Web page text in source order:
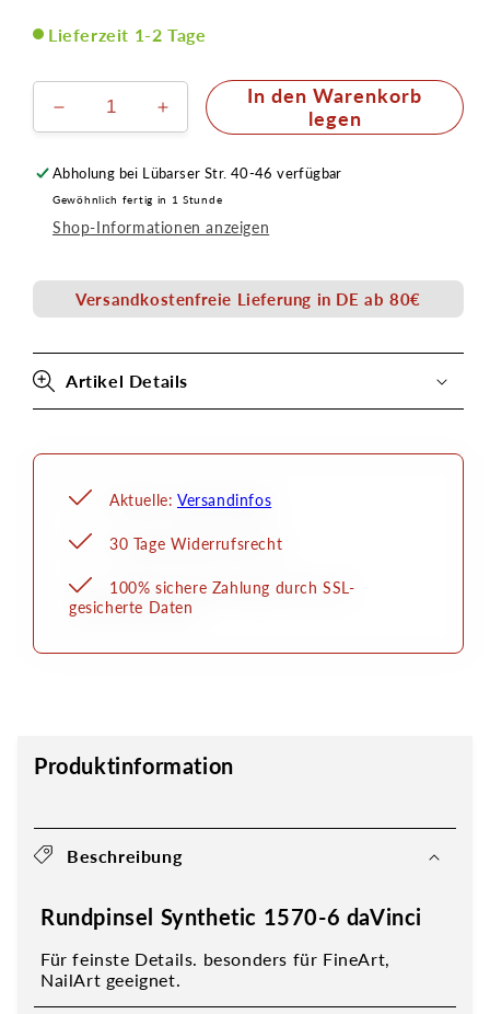
Lieferzeit 1-2 Tage
Verringere
die
Menge
für
Rundpinsel
Synthetic
6
daVinci
Erhöhe
die
Menge
für
Rundpinsel
Synthetic
6
daVinci
In den Warenkorb
legen
Abholung bei Lübarser Str. 40-46 verfügbar
Gewöhnlich fertig in 1 Stunde
Shop-Informationen anzeigen
Versandkostenfreie Lieferung in DE ab 80€
Artikel Details
Aktuelle: Versandinfos
30 Tage Widerrufsrecht
100% sichere Zahlung durch SSL-
gesicherte Daten
Produktinformation
Beschreibung
Rundpinsel Synthetic 1570-6 daVinci
Für feinste Details. besonders für FineArt,
NailArt geeignet.